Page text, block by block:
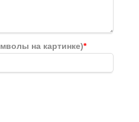
на картинке)*